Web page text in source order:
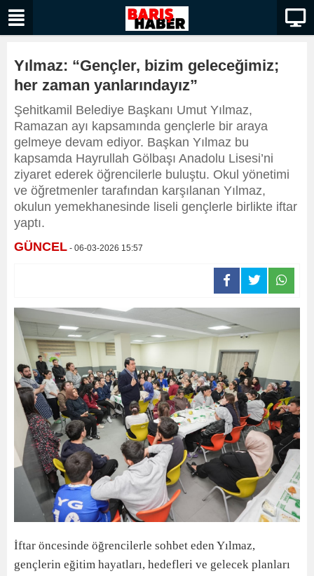
Yılmaz: “Gençler, bizim geleceğimiz;
her zaman yanlarındayız”
Şehitkamil Belediye Başkanı Umut Yılmaz,
Ramazan ayı kapsamında gençlerle bir araya
gelmeye devam ediyor. Başkan Yılmaz bu
kapsamda Hayrullah Gölbaşı Anadolu Lisesi’ni
ziyaret ederek öğrencilerle buluştu. Okul yönetimi
ve öğretmenler tarafından karşılanan Yılmaz,
okulun yemekhanesinde liseli gençlerle birlikte iftar
yaptı.
GÜNCEL - 06-03-2026 15:57
İftar öncesinde öğrencilerle sohbet eden Yılmaz,
gençlerin eğitim hayatları, hedefleri ve gelecek planları